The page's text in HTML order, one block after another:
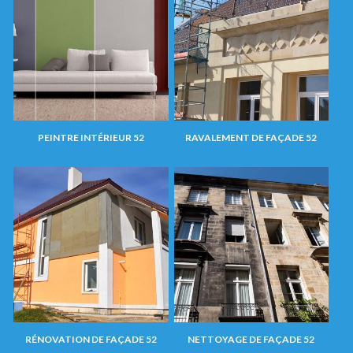
PEINTRE INTÉRIEUR 52 RAVALEMENT DE FAÇADE 52
RÉNOVATION DE FAÇADE 52 NETTOYAGE DE FAÇADE 52